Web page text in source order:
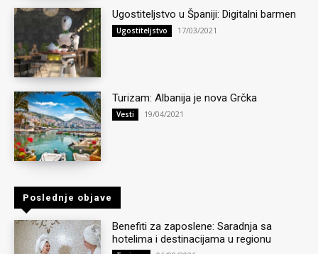
Ugostiteljstvo u Španiji: Digitalni barmen
Ugostiteljstvo 17/03/2021
Turizam: Albanija je nova Grčka
Vesti 19/04/2021
Poslednje objave
Benefiti za zaposlene: Saradnja sa
hotelima i destinacijama u regionu